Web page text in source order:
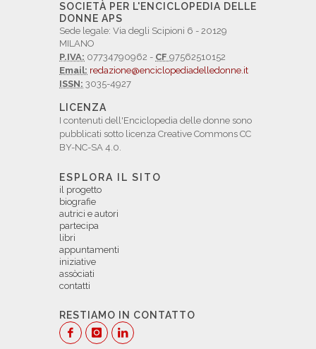
SOCIETÀ PER L'ENCICLOPEDIA DELLE
DONNE APS
Sede legale: Via degli Scipioni 6 - 20129
MILANO
P.IVA: 07734790962 - CF 97562510152
Email: redazione@enciclopediadelledonne.it
ISSN: 3035-4927
LICENZA
I contenuti dell'Enciclopedia delle donne sono
pubblicati sotto licenza Creative Commons CC
BY-NC-SA 4.0.
ESPLORA IL SITO
il progetto
biografie
autrici e autori
partecipa
libri
appuntamenti
iniziative
assòciati
contatti
RESTIAMO IN CONTATTO